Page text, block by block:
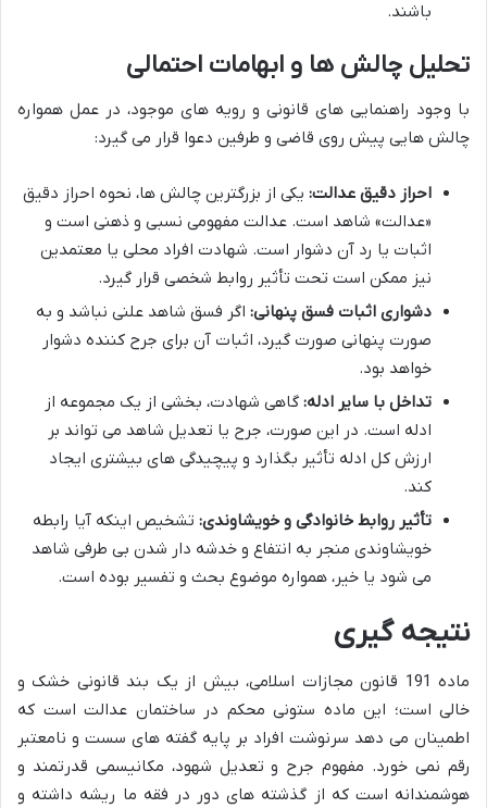
باشند.
تحلیل چالش ها و ابهامات احتمالی
با وجود راهنمایی های قانونی و رویه های موجود، در عمل همواره
چالش هایی پیش روی قاضی و طرفین دعوا قرار می گیرد:
احراز دقیق عدالت: یکی از بزرگترین چالش ها، نحوه احراز دقیق
«عدالت» شاهد است. عدالت مفهومی نسبی و ذهنی است و
اثبات یا رد آن دشوار است. شهادت افراد محلی یا معتمدین
نیز ممکن است تحت تأثیر روابط شخصی قرار گیرد.
دشواری اثبات فسق پنهانی: اگر فسق شاهد علنی نباشد و به
صورت پنهانی صورت گیرد، اثبات آن برای جرح کننده دشوار
خواهد بود.
تداخل با سایر ادله: گاهی شهادت، بخشی از یک مجموعه از
ادله است. در این صورت، جرح یا تعدیل شاهد می تواند بر
ارزش کل ادله تأثیر بگذارد و پیچیدگی های بیشتری ایجاد
کند.
تأثیر روابط خانوادگی و خویشاوندی: تشخیص اینکه آیا رابطه
خویشاوندی منجر به انتفاع و خدشه دار شدن بی طرفی شاهد
می شود یا خیر، همواره موضوع بحث و تفسیر بوده است.
نتیجه گیری
ماده 191 قانون مجازات اسلامی، بیش از یک بند قانونی خشک و
خالی است؛ این ماده ستونی محکم در ساختمان عدالت است که
اطمینان می دهد سرنوشت افراد بر پایه گفته های سست و نامعتبر
رقم نمی خورد. مفهوم جرح و تعدیل شهود، مکانیسمی قدرتمند و
هوشمندانه است که از گذشته های دور در فقه ما ریشه داشته و